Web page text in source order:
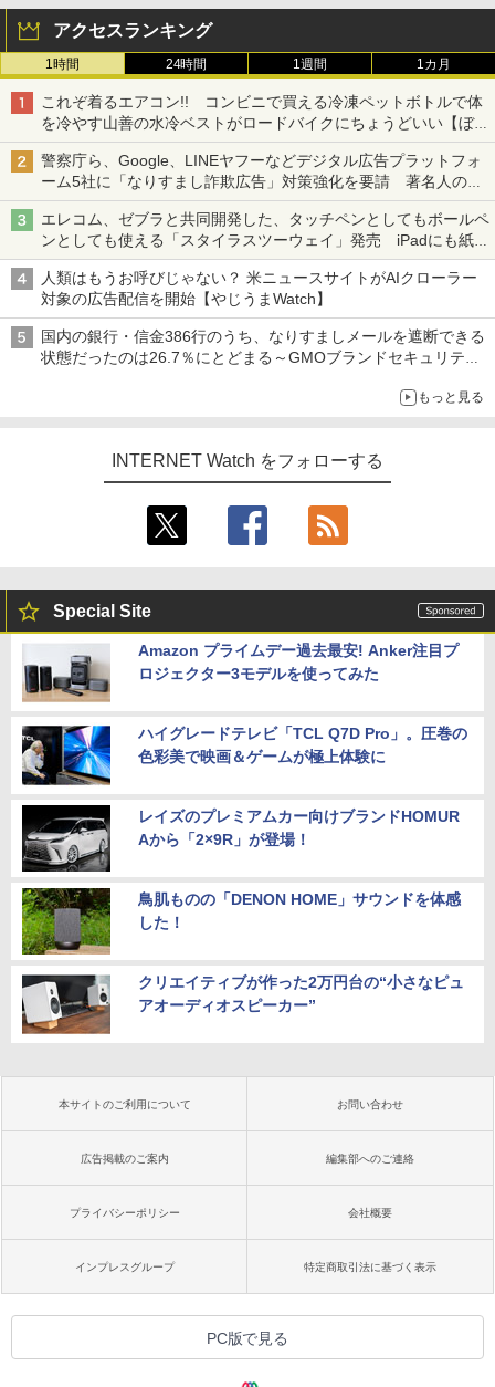
アクセスランキング
1時間 24時間 1週間 1カ月
これぞ着るエアコン!! コンビニで買える冷凍ペットボトルで体
を冷やす山善の水冷ベストがロードバイクにちょうどいい【ぼっ
ち・ざ・ろーど！その14】【空いた時間でなにしてる？】
警察庁ら、Google、LINEヤフーなどデジタル広告プラットフォ
ーム5社に「なりすまし詐欺広告」対策強化を要請 著名人の写
真や映像を使った投資詐欺などへの対策として
エレコム、ゼブラと共同開発した、タッチペンとしてもボールペ
ンとしても使える「スタイラスツーウェイ」発売 iPadにも紙に
も、持ち替えずに書き込める
人類はもうお呼びじゃない？ 米ニュースサイトがAIクローラー
対象の広告配信を開始【やじうまWatch】
国内の銀行・信金386行のうち、なりすましメールを遮断できる
状態だったのは26.7％にとどまる～GMOブランドセキュリティ
もっと見る
INTERNET Watch をフォローする
Special Site
Amazon プライムデー過去最安! Anker注目プ
ロジェクター3モデルを使ってみた
ハイグレードテレビ「TCL Q7D Pro」。圧巻の
色彩美で映画＆ゲームが極上体験に
レイズのプレミアムカー向けブランドHOMUR
Aから「2×9R」が登場！
鳥肌ものの「DENON HOME」サウンドを体感
した！
クリエイティブが作った2万円台の“小さなピュ
アオーディオスピーカー”
本サイトのご利用について お問い合わせ
広告掲載のご案内 編集部へのご連絡
プライバシーポリシー 会社概要
インプレスグループ 特定商取引法に基づく表示
PC版で見る